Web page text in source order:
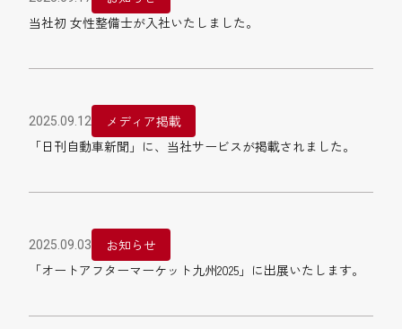
当社初 女性整備士が入社いたしました。
2025.09.12
メディア掲載
「日刊自動車新聞」に、当社サービスが掲載されました。
2025.09.03
お知らせ
「オートアフターマーケット九州2025」に出展いたします。